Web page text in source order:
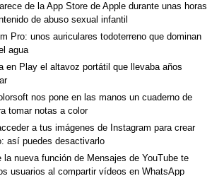
de la App Store de Apple durante unas horas
de abuso sexual infantil
Pro: unos auriculares todoterreno que dominan
agua
en Play el altavoz portátil que llevaba años
nos pone en las manos un cuaderno de
tomar notas a color
a tus imágenes de Instagram para crear
así puedes desactivarlo
la nueva función de Mensajes de YouTube te
usuarios al compartir vídeos en WhatsApp